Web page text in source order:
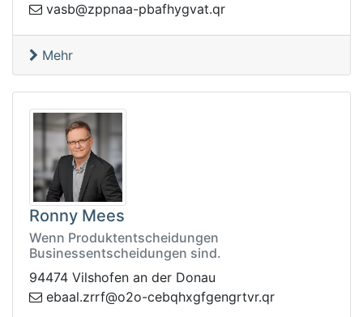
rq.tavgyhfabp-
aanppz@bsav
Mehr
Ronny Mees
Wenn Produktentscheidungen
Businessentscheidungen sind.
94474 Vilshofen an der Donau
rq.rvtrgnegfgxh
qbec-o2o@frrz.laabe